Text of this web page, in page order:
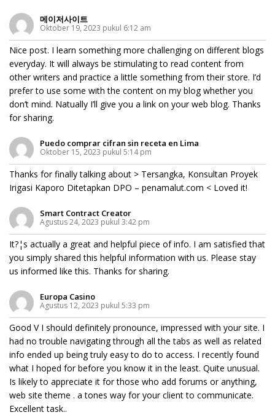
메이저사이트
Oktober 19, 2023 pukul 6:12 am
Nice post. I learn something more challenging on different blogs
everyday. It will always be stimulating to read content from
other writers and practice a little something from their store. I’d
prefer to use some with the content on my blog whether you
don’t mind. Natually I’ll give you a link on your web blog. Thanks
for sharing.
Puedo comprar cifran sin receta en Lima
Oktober 15, 2023 pukul 5:14 pm
Thanks for finally talking about > Tersangka, Konsultan Proyek
Irigasi Kaporo Ditetapkan DPO – penamalut.com < Loved it!
Smart Contract Creator
Agustus 24, 2023 pukul 3:42 pm
It?¦s actually a great and helpful piece of info. I am satisfied that
you simply shared this helpful information with us. Please stay
us informed like this. Thanks for sharing.
Europa Casino
Agustus 12, 2023 pukul 5:33 pm
Good V I should definitely pronounce, impressed with your site. I
had no trouble navigating through all the tabs as well as related
info ended up being truly easy to do to access. I recently found
what I hoped for before you know it in the least. Quite unusual.
Is likely to appreciate it for those who add forums or anything,
web site theme . a tones way for your client to communicate.
Excellent task..